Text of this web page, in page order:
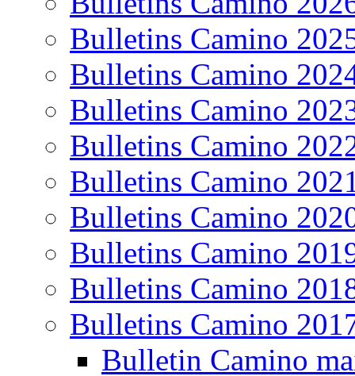
Bulletins Camino
Bulletins Camino
Bulletins Camino
Bulletins Camino
Bulletins Camino
Bulletins Camino
Bulletins Camino
Bulletins Camino
Bulletins Camino
Bulletin Camino